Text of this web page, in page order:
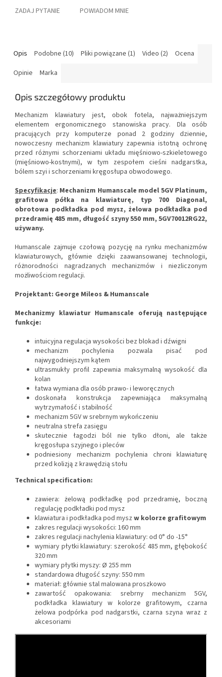
ZADAJ PYTANIE POWIADOM MNIE
Opis Podobne (10) Pliki powiązane (1) Video (2)
Ocena
Opinie
Marka
Opis szczegółowy produktu
Mechanizm klawiatury jest, obok fotela, najważniejszym
elementem ergonomicznego stanowiska pracy.
Dla osób
pracujących przy komputerze ponad 2 godziny dziennie,
nowoczesny mechanizm klawiatury zapewnia istotną ochronę
przed różnymi schorzeniami układu mięśniowo-szkieletowego
(mięśniowo-kostnymi), w tym zespołem cieśni nadgarstka,
bólem szyi i schorzeniami kręgosłupa obwodowego.
Specyfikacje: Mechanizm Humanscale model 5GV Platinum,
grafitowa półka na klawiaturę, typ 700 Diagonal,
obrotowa podkładka pod mysz, żelowa podkładka pod
przedramię 485 mm, długość szyny 550 mm, 5GV70012RG22,
używany.
Humanscale zajmuje czołową pozycję na rynku mechanizmów
klawiaturowych, głównie dzięki zaawansowanej technologii,
różnorodności nagradzanych mechanizmów i niezliczonym
możliwościom regulacji.
Projektant: George Mileos & Humanscale
Mechanizmy klawiatur Humanscale oferują następujące
funkcje:
intuicyjna regulacja wysokości bez blokad i dźwigni
mechanizm pochylenia pozwala pisać pod
najwygodniejszym kątem
ultrasmukły profil zapewnia maksymalną wysokość dla
kolan
łatwa wymiana dla osób prawo- i leworęcznych
doskonała konstrukcja zapewniająca maksymalną
wytrzymałość i stabilność
mechanizm 5GV w srebrnym wykończeniu
neutralna strefa zasięgu
skutecznie łagodzi ból nie tylko dłoni, ale także
kręgosłupa szyjnego i pleców
podniesiony mechanizm pochylenia chroni klawiaturę
przed kolizją z krawędzią stołu
Technical specification:
zawiera: żelową podkładkę pod przedramię, boczną
regulację podkładki pod mysz
klawiatura i podkładka pod mysz w kolorze grafitowym
zakres regulacji wysokości: 160 mm
zakres regulacji nachylenia klawiatury: od 0° do -15°
wymiary płytki klawiatury: szerokość 485 mm, głębokość
320 mm
wymiary płytki myszy: Ø 255 mm
standardowa długość szyny: 550 mm
materiał: głównie stal malowana proszkowo
zawartość opakowania: srebrny mechanizm 5GV,
podkładka klawiatury w kolorze grafitowym, czarna
żelowa podpórka pod nadgarstki, czarna szyna wraz z
akcesoriami